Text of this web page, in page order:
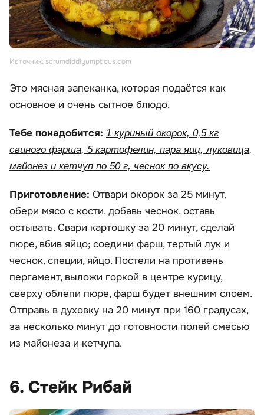
Источник: scrumdiddlyumptious.com
Это мясная запеканка, которая подаётся как
основное и очень сытное блюдо.
Тебе понадобится: 1 куриный окорок, 0,5 кг
свиного фарша, 5 картофелин, пара яиц, луковица,
майонез и кетчуп по 50 г, чеснок по вкусу.
Приготовление: Отвари окорок за 25 минут,
обери мясо с кости, добавь чеснок, оставь
остывать. Свари картошку за 20 минут, сделай
пюре, вбив яйцо; соедини фарш, тертый лук и
чеснок, специи, яйцо. Постели на противень
пергамент, выложи горкой в центре курицу,
сверху облепи пюре, фарш будет внешним слоем.
Отправь в духовку на 20 минут при 160 градусах,
за несколько минут до готовности полей смесью
из майонеза и кетчупа.
6. Стейк Рибай